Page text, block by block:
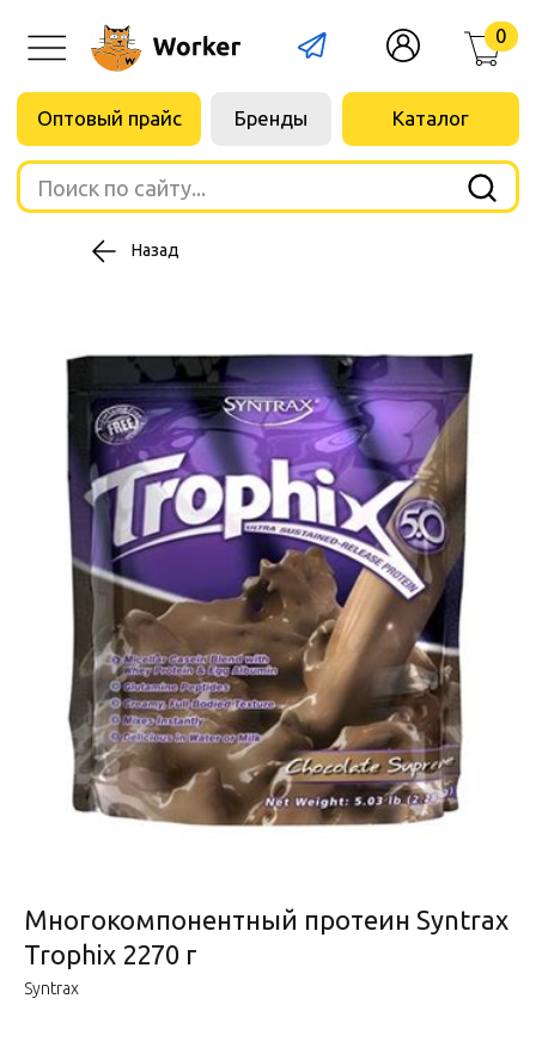
Поиск по сайту...
Назад
Многокомпонентный протеин Syntrax
Trophix 2270 г
Syntrax